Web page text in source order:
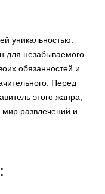
уникальностью.
для незабываемого
обязанностей и
Перед
этого жанра,
мир развлечений и